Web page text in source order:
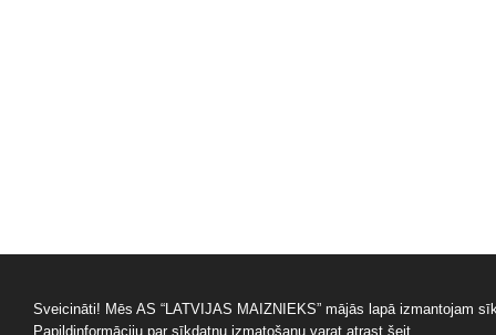
Sveicināti! Mēs AS “LATVIJAS MAIZNIEKS” mājās lapā izmantojam
Papildinformāciju par sīkdatņu izmatošanu varat atrast šeit.